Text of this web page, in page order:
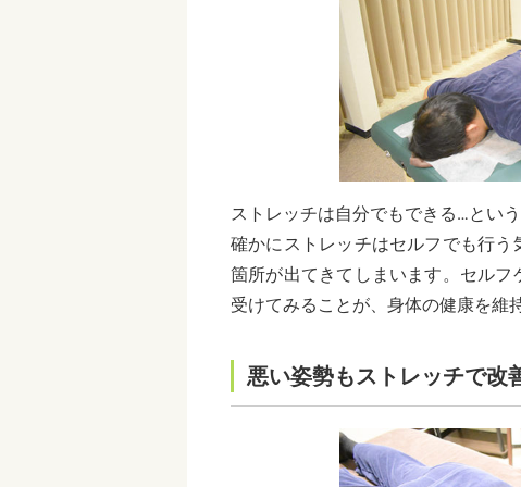
ストレッチは自分でもできる…とい
確かにストレッチはセルフでも行
箇所が出てきてしまいます。セル
受けてみることが、身体の健康を維
悪い姿勢もストレッチで改